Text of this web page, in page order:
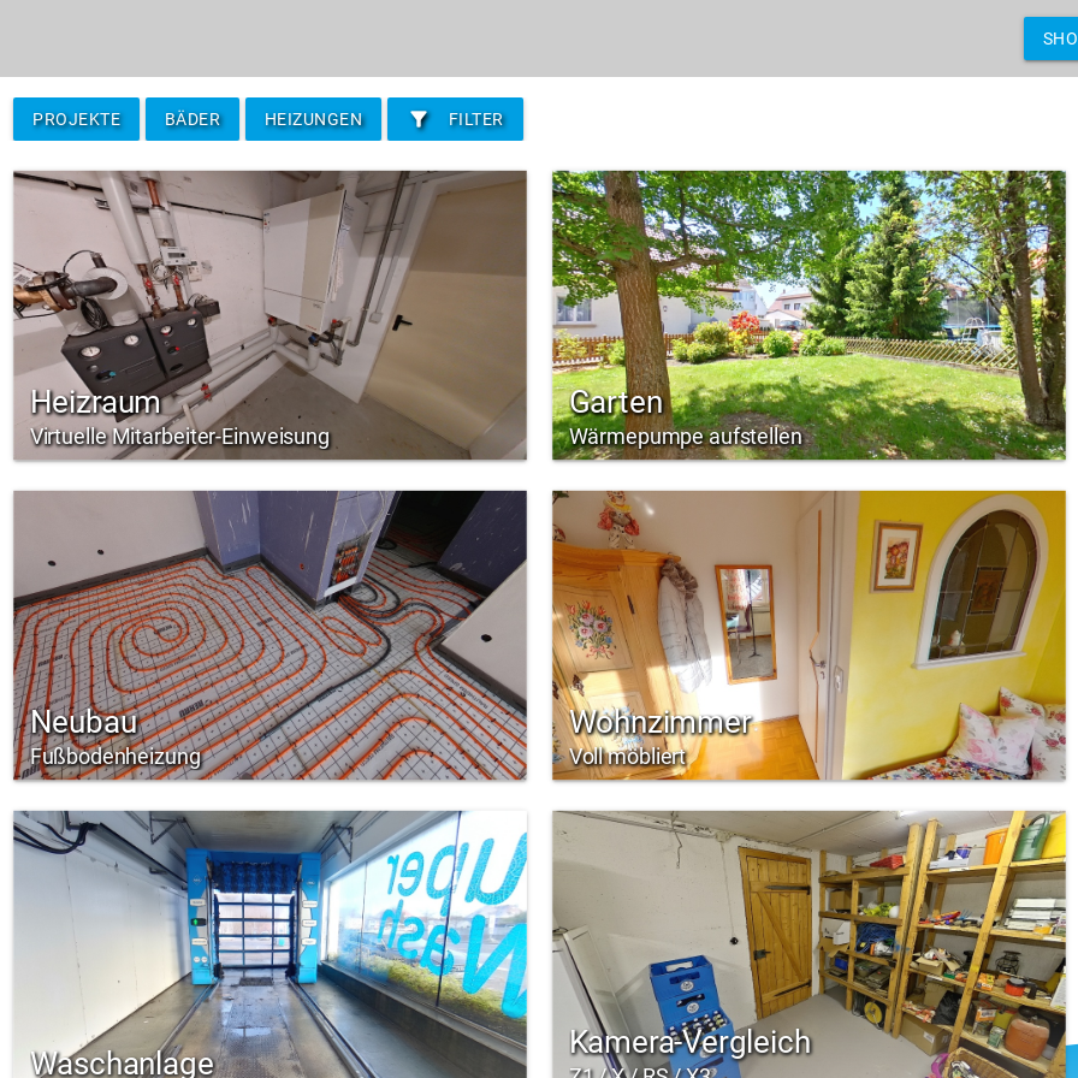
PROJEKTE BÄDER HEIZUNGEN filter_alt FILTER
Heizraum
Virtuelle Mitarbeiter-Einweisung
Garten
Wärmepumpe aufstellen
Neubau
Fußbodenheizung
Wohnzimmer
Voll möbliert
Waschanlage
Kamera-Vergleich